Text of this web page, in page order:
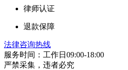
律师认证
退款保障
法律咨询热线
服务时间：工作日09:00-18:00
严禁采集，违者必究